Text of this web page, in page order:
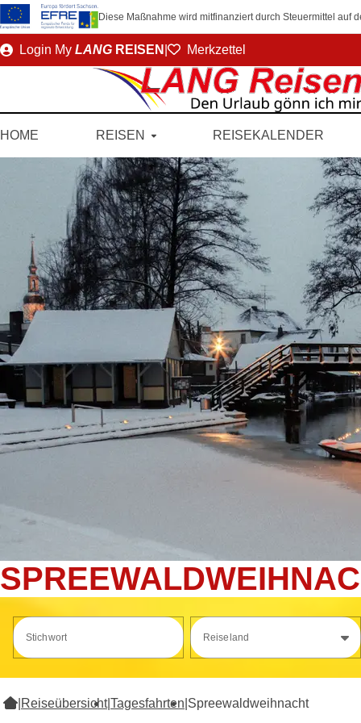
Diese Maßnahme wird mitfinanziert durch Steuermittel auf
DirektLogin My LANG REISEN Merkzettel
HOME REISEN REISEKALENDER
Stichwort Reiseland
Reiseübersicht|Tagesfahrten Spreewaldweihnacht